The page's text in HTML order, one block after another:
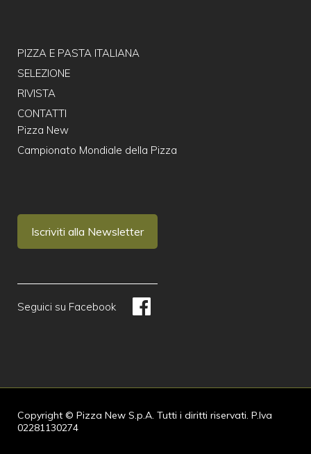
PIZZA E PASTA ITALIANA
SELEZIONE
RIVISTA
CONTATTI
Pizza New
Campionato Mondiale della Pizza
Iscriviti alla Newsletter
Seguici su Facebook
Copyright © Pizza New S.p.A. Tutti i diritti riservati. P.Iva
02281130274